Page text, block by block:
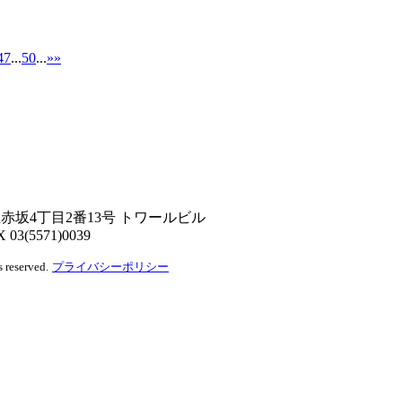
...50...»»
坂4丁目2番13号 トワールビル
03(5571)0039
プライバシーポリシー